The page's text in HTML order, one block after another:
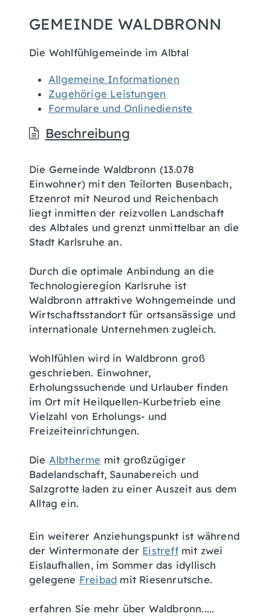
GEMEINDE WALDBRONN
Die Wohlfühlgemeinde im Albtal
Allgemeine Informationen
Zugehörige Leistungen
Formulare und Onlinedienste
Beschreibung
Die Gemeinde Waldbronn (13.078
Einwohner) mit den Teilorten Busenbach,
Etzenrot mit Neurod und Reichenbach
liegt inmitten der reizvollen Landschaft
des Albtales und grenzt unmittelbar an die
Stadt Karlsruhe an.
Durch die optimale Anbindung an die
Technologieregion Karlsruhe ist
Waldbronn attraktive Wohngemeinde und
Wirtschaftsstandort für ortsansässige und
internationale Unternehmen zugleich.
Wohlfühlen wird in Waldbronn groß
geschrieben. Einwohner,
Erholungssuchende und Urlauber finden
im Ort mit Heilquellen-Kurbetrieb eine
Vielzahl von Erholungs- und
Freizeiteinrichtungen.
Die Albtherme mit großzügiger
Badelandschaft, Saunabereich und
Salzgrotte laden zu einer Auszeit aus dem
Alltag ein.
Ein weiterer Anziehungspunkt ist während
der Wintermonate der Eistreffmit zwei
Eislaufhallen, im Sommer das idyllisch
gelegene Freibad mit Riesenrutsche.
erfahren Sie mehr über Waldbronn.....